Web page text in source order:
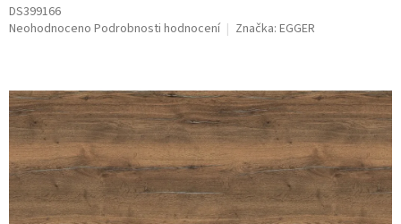
DS399166
Průměrné
0,0
z
5
hvězdiček.
Neohodnoceno Podrobnosti hodnocení Značka: EGGER